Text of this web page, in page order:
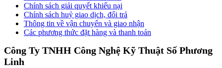
Chính sách giải quyết khiếu nại
Chính sách huỷ giao dịch, đổi trả
Thông tin về vận chuyển và giao nhận
Các phương thức đặt hàng và thanh toán
Công Ty TNHH Công Nghệ Kỹ Thuật Số Phương
Linh